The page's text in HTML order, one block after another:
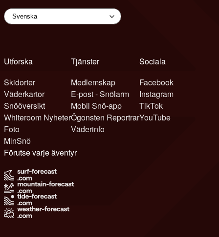
Utforska
Skidorter
Väderkartor
Snööversikt
Whiteroom Nyheter
Foto
MinSnö
Tjänster
Medlemskap
E-post - Snölarm
Mobil Snö-app
Ögonsten Reportrar
Väderinfo
Sociala
Facebook
Instagram
TikTok
YouTube
Förutse varje äventyr